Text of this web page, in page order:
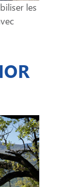
les